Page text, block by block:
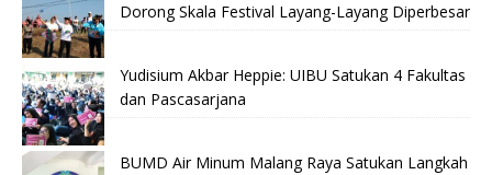
Dorong Skala Festival Layang-Layang Diperbesar
Yudisium Akbar Heppie: UIBU Satukan 4 Fakultas
dan Pascasarjana
BUMD Air Minum Malang Raya Satukan Langkah